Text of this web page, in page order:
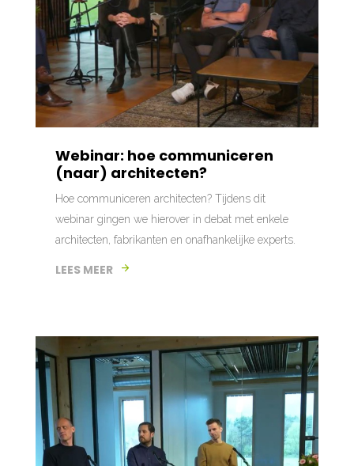
Webinar: hoe communiceren
(naar) architecten?
Hoe communiceren architecten? Tijdens dit
webinar gingen we hierover in debat met enkele
architecten, fabrikanten en onafhankelijke experts.
LEES MEER